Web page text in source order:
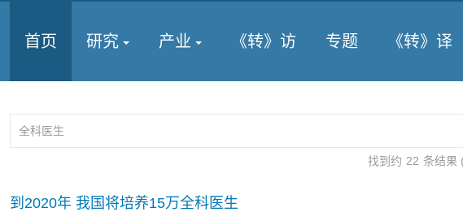
首页 研究 产业 《转》访 专题 《转》译
找到约 22 条结果
到2020年 我国将培养15万全科医生